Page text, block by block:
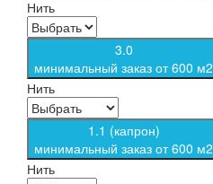
Нить
3.0
минимальный заказ от 600 м2
Нить
1.1 (капрон)
минимальный заказ от 600 м2
Нить